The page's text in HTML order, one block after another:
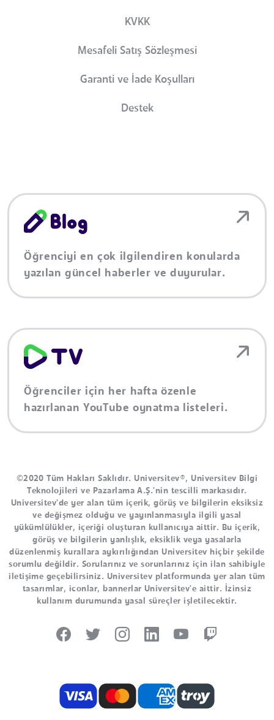
KVKK
Mesafeli Satış Sözleşmesi
Garanti ve İade Koşulları
Destek
Öğrenciyi en çok ilgilendiren konularda
yazılan güncel haberler ve duyurular.
Öğrenciler için her hafta özenle
hazırlanan YouTube oynatma listeleri.
©2020 Tüm Hakları Saklıdır. Universitev®, Universitev Bilgi
Teknolojileri ve Pazarlama A.Ş.'nin tescilli markasıdır.
Universitev'de yer alan tüm içerik, görüş ve bilgilerin eksiksiz
ve değişmez olduğu ve yayınlanmasıyla ilgili yasal
yükümlülükler, içeriği oluşturan kullanıcıya aittir. Bu içerik,
görüş ve bilgilerin yanlışlık, eksiklik veya yasalarla
düzenlenmiş kurallara aykırılığından Universitev hiçbir şekilde
sorumlu değildir. Sorularınız ve sorunlarınız için ilan sahibiyle
iletişime geçebilirsiniz. Universitev platformunda yer alan tüm
tasarımlar, iconlar, bannerlar Universitev'e aittir. İzinsiz
kullanım durumunda yasal süreçler işletilecektir.